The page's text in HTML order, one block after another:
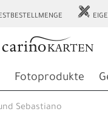
h
Fotoprodukte
Sebastiano